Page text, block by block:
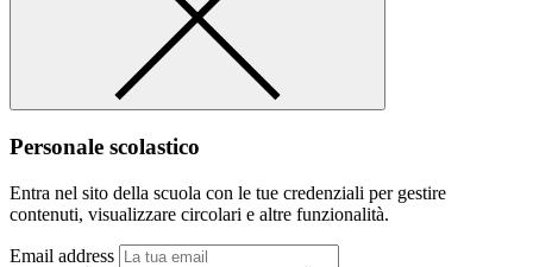
Personale scolastico
Entra nel sito della scuola con le tue credenziali per gestire
contenuti, visualizzare circolari e altre funzionalità.
Email address